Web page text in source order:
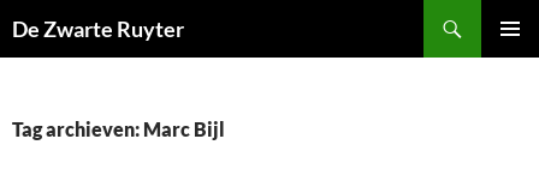
naar
De Zwarte Ruyter
Tag archieven: Marc Bijl